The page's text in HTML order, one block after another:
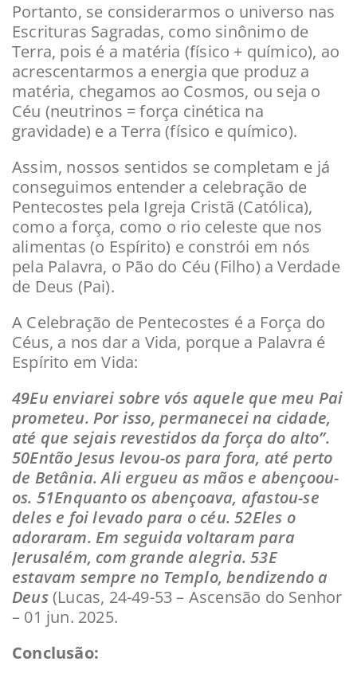
Portanto, se considerarmos o universo nas
Escrituras Sagradas, como sinônimo de
Terra, pois é a matéria (físico + químico), ao
acrescentarmos a energia que produz a
matéria, chegamos ao Cosmos, ou seja o
Céu (neutrinos = força cinética na
gravidade) e a Terra (físico e químico).
Assim, nossos sentidos se completam e já
conseguimos entender a celebração de
Pentecostes pela Igreja Cristã (Católica),
como a força, como o rio celeste que nos
alimentas (o Espírito) e constrói em nós
pela Palavra, o Pão do Céu (Filho) a Verdade
de Deus (Pai).
A Celebração de Pentecostes é a Força do
Céus, a nos dar a Vida, porque a Palavra é
Espírito em Vida:
49Eu enviarei sobre vós aquele que meu Pai
prometeu. Por isso, permanecei na cidade,
até que sejais revestidos da força do alto”.
50Então Jesus levou-os para fora, até perto
de Betânia. Ali ergueu as mãos e abençoou-
os. 51Enquanto os abençoava, afastou-se
deles e foi levado para o céu. 52Eles o
adoraram. Em seguida voltaram para
Jerusalém, com grande alegria. 53E
estavam sempre no Templo, bendizendo a
Deus(Lucas, 24-49-53 – Ascensão do Senhor
– 01 jun. 2025.
Conclusão: